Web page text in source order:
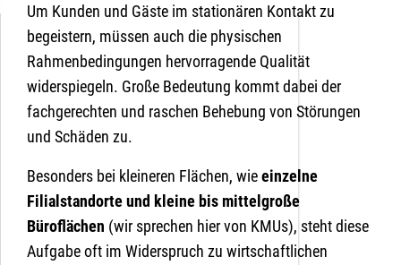
Um Kunden und Gäste im stationären Kontakt zu
begeistern, müssen auch die physischen
Rahmenbedingungen hervorragende Qualität
widerspiegeln. Große Bedeutung kommt dabei der
fachgerechten und raschen Behebung von Störungen
und Schäden zu.
Besonders bei kleineren Flächen, wieeinzelne
Filialstandorte und kleine bis mittelgroße
Büroflächen (wir sprechen hier von KMUs), steht diese
Aufgabe oft im Widerspruch zu wirtschaftlichen